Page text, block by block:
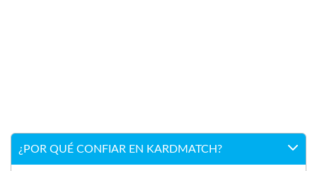
¿POR QUÉ CONFIAR EN KARDMATCH?